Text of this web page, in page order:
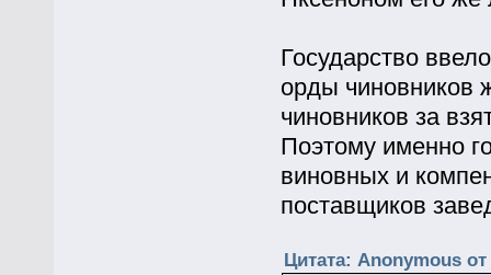
Государство
орды чиновников
чиновников за
Поэтому именно
виновных и
поставщиков
Цитата: Anonymous